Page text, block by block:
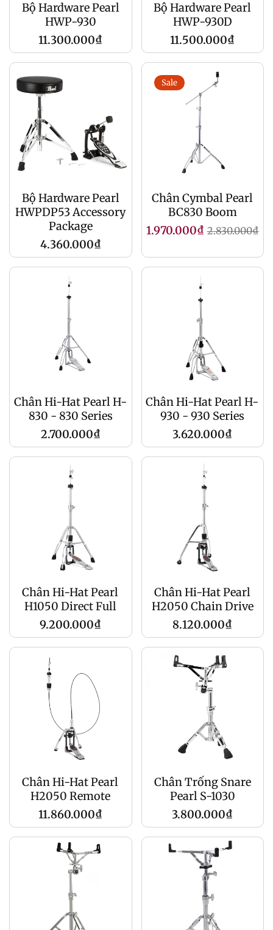
Bộ Hardware Pearl
HWP-930
Giá
11.300.000₫
Bộ Hardware Pearl
HWP-930D
Giá
11.500.000₫
Bộ Hardware Pearl
HWPDP53 Accessory
Package
Giá
gốc
4.360.000₫
Sale
Chân Cymbal Pearl
BC830 Boom
Giá
mãi
1.970.000₫Giá
2.830.000₫
Chân Hi-Hat Pearl H-
830 - 830 Series
Giá
2.700.000₫
Chân Hi-Hat Pearl H-
930 - 930 Series
Giá
3.620.000₫
Chân Hi-Hat Pearl
H1050 Direct Full
Giá
gốc
9.200.000₫
Chân Hi-Hat Pearl
H2050 Chain Drive
Giá
gốc
8.120.000₫
Chân Hi-Hat Pearl
H2050 Remote
Giá
11.860.000₫
Chân Trống Snare
Pearl S-1030
Giá
3.800.000₫